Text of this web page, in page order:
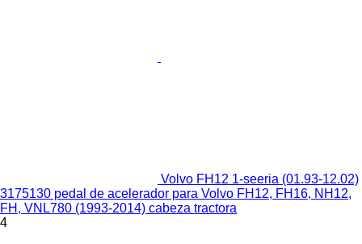
Volvo FH12 1-seeria (01.93-12.02)
3175130 pedal de acelerador para Volvo FH12, FH16, NH12,
FH, VNL780 (1993-2014) cabeza tractora
4